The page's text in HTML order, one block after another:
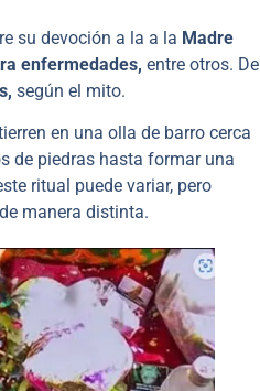
su devoción a la a la Madre
enfermedades, entre otros. De
según el mito.
en una olla de barro cerca
de piedras hasta formar una
ritual puede variar, pero
manera distinta.